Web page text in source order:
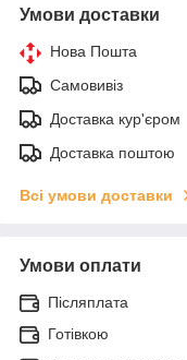
Умови доставки
Нова Пошта
Самовивіз
Доставка кур'єром
Доставка поштою
Всі умови доставки
Умови оплати
Післяплата
Готівкою